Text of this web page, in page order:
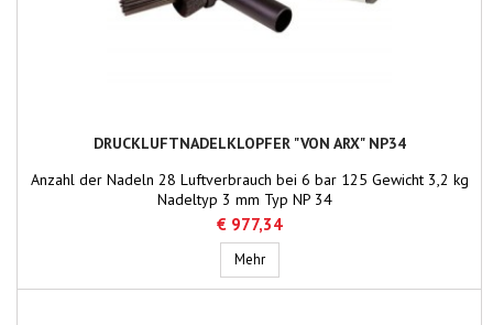
DRUCKLUFTNADELKLOPFER "VON ARX" NP34
Anzahl der Nadeln 28 Luftverbrauch bei 6 bar 125 Gewicht 3,2 kg
Nadeltyp 3 mm Typ NP 34
€ 977,34
MehrDruckluftnadelklopfer "von Arx" NP34